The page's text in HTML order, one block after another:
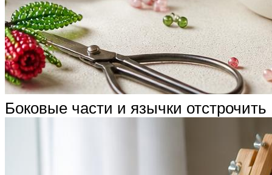
Боковые части и язычки отстрочить